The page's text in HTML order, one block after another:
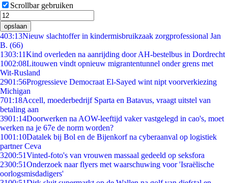
Scrollbar gebruiken
opslaan
403:13Nieuw slachtoffer in kindermisbruikzaak zorgprofessional Jan
B. (66)
1303:11Kind overleden na aanrijding door AH-bestelbus in Dordrecht
1002:08Litouwen vindt opnieuw migrantentunnel onder grens met
Wit-Rusland
2901:56Progressieve Democraat El-Sayed wint nipt voorverkiezing
Michigan
701:18Accell, moederbedrijf Sparta en Batavus, vraagt uitstel van
betaling aan
3901:14Doorwerken na AOW-leeftijd vaker vastgelegd in cao's, moet
werken na je 67e de norm worden?
1001:10Datalek bij Bol en de Bijenkorf na cyberaanval op logistiek
partner Ceva
3200:51Vinted-foto's van vrouwen massaal gedeeld op seksfora
2300:51Onderzoek naar flyers met waarschuwing voor 'Israëlische
oorlogsmisdadigers'